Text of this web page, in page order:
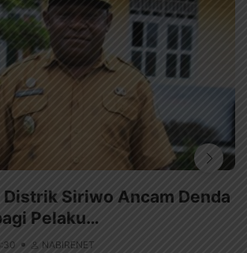
Siriwo Ancam Denda
Pelaku…
NABIRENET